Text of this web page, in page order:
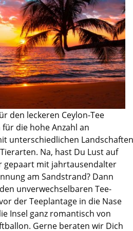
den leckeren Ceylon-Tee
für die hoheAnzahl an
unterschiedlichen Landschaften
arten. Na, hast Du Lust auf
gepaart mit jahrtausendalter
am Sandstrand? Dann
unverwechselbaren Tee-
der Teeplantage in die Nase
Insel ganz romantisch von
Gerne beraten wir Dich